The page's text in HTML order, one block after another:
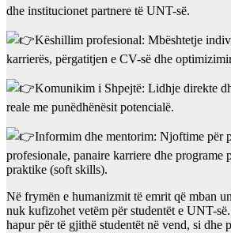
dhe institucionet partnere të UNT-së.
Këshillim profesional: Mbështetje
karrierës, përgatitjen e CV-së dhe
Komunikim i Shpejtë: Lidhje direkte
reale me punëdhënësit potencialë.
Informim dhe mentorim: Njoftime për
profesionale, panaire karriere dhe programe
praktike (soft skills).
Në frymën e humanizmit të emrit që mban
nuk kufizohet vetëm për studentët e UNT-
hapur për të gjithë studentët në vend, si dhe